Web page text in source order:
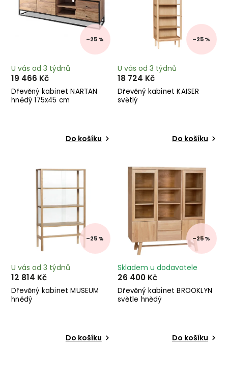
–25 %
Dřevěný kabinet NARTAN
hnědý 175x45 cm
U vás od 3 týdnů
19 466 Kč
Do košíku
–25 %
Dřevěný kabinet KAISER
světlý
U vás od 3 týdnů
18 724 Kč
Do košíku
–25 %
Dřevěný kabinet MUSEUM
hnědý
U vás od 3 týdnů
12 814 Kč
Do košíku
–25 %
Dřevěný kabinet BROOKLYN
světle hnědý
Skladem u dodavatele
26 400 Kč
Do košíku